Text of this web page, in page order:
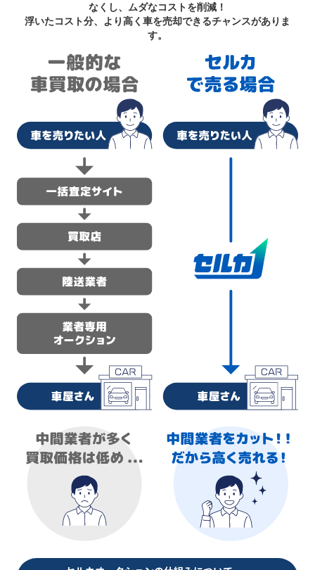
なくし、ムダなコストを削減！
浮いたコスト分、より高く車を売却できるチャンスがありま
す。